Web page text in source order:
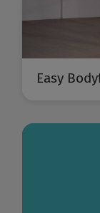
Easy